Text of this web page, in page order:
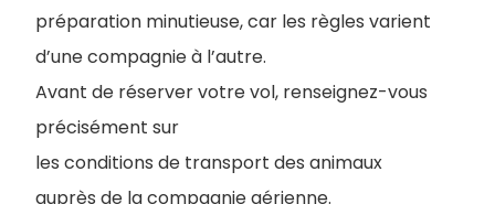
préparation minutieuse, car les règles varient
d’une compagnie à l’autre.
Avant de réserver votre vol, renseignez-vous
précisément sur
les conditions de transport des animaux
auprès de la compagnie aérienne.